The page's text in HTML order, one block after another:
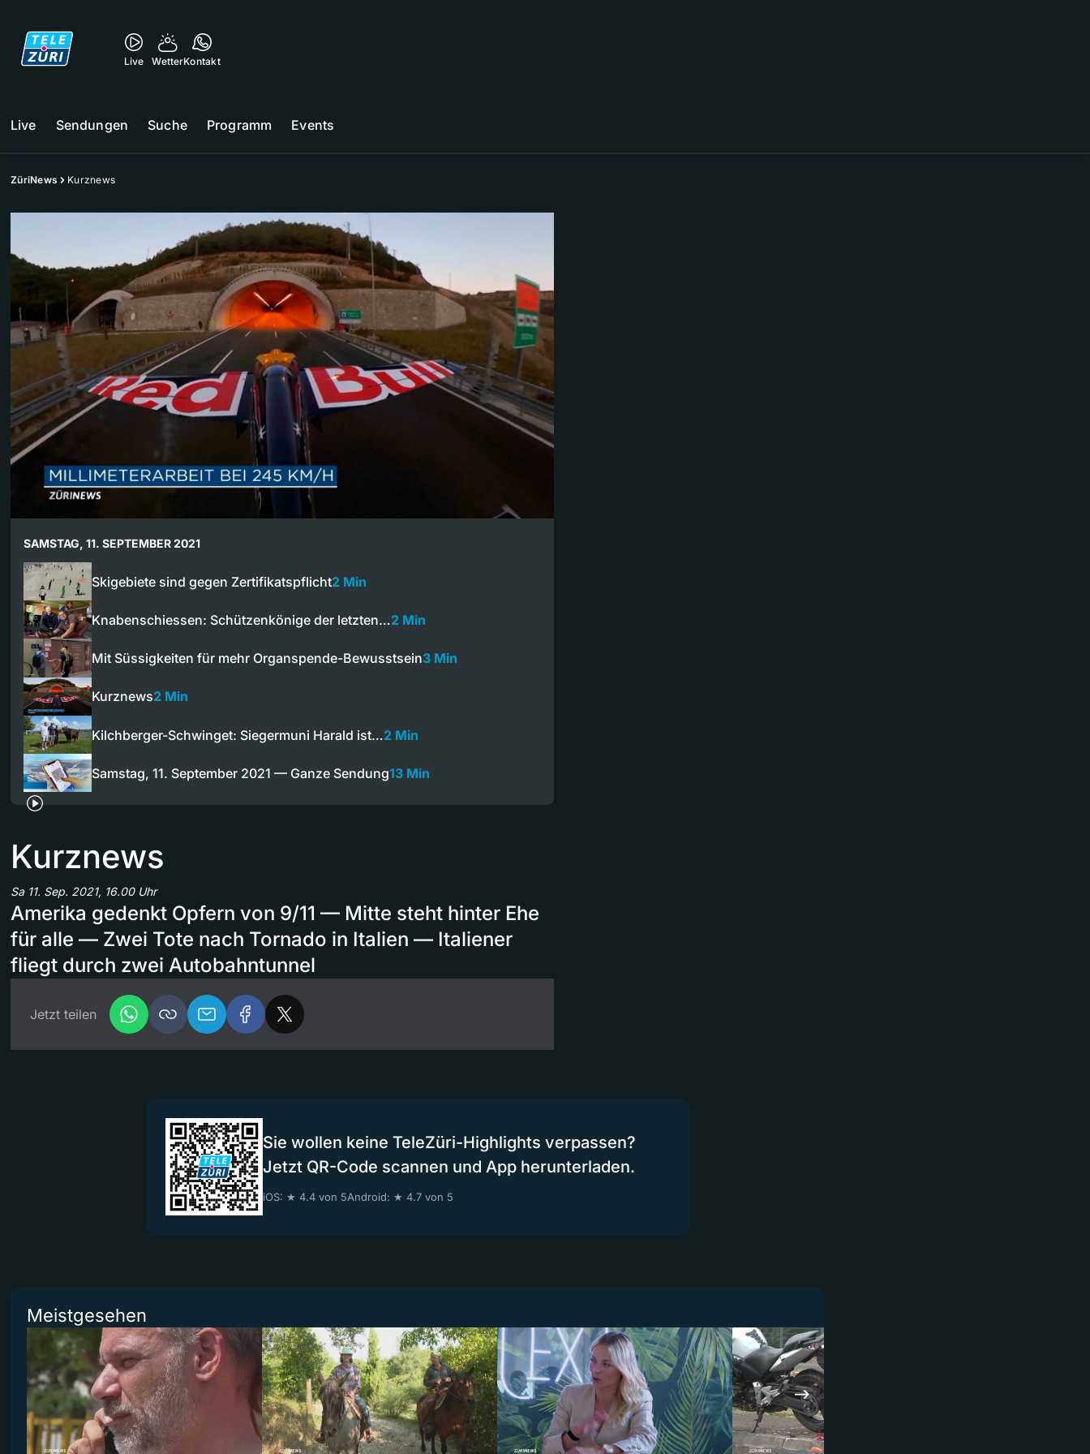
Live WetterKontakt
Live Sendungen Suche Programm Events
ZüriNews Kurznews
SAMSTAG, 11. SEPTEMBER 2021
Skigebiete sind gegen Zertifikatspflicht2 Min
Knabenschiessen: Schützenkönige der letzten…2 Min
Mit Süssigkeiten für mehr Organspende-Bewusstsein3 Min
Kurznews2 Min
Kilchberger-Schwinget: Siegermuni Harald ist…2 Min
Samstag, 11. September 2021 — Ganze Sendung13 Min
Kurznews
Sa 11. Sep. 2021, 16.00 Uhr
Amerika gedenkt Opfern von 9/11 — Mitte steht hinter Ehe
für alle — Zwei Tote nach Tornado in Italien — Italiener
fliegt durch zwei Autobahntunnel
Jetzt teilen
Sie wollen keine TeleZüri-Highlights verpassen?
Jetzt QR-Code scannen und App herunterladen.
iOS: ★ 4.4 von 5Android: ★ 4.7 von 5
Meistgesehen